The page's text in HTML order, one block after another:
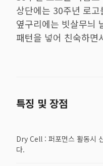
상단에는 30주년 로고
옆구리에는 빗살무늬
패턴을 넣어 친숙하면
특징 및 장점
Dry Cell : 퍼포먼스 활동시
다.